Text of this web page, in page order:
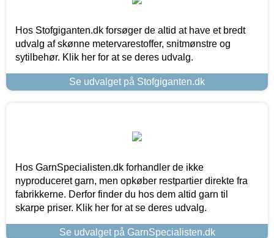
Hos Stofgiganten.dk forsøger de altid at have et bredt
udvalg af skønne metervarestoffer, snitmønstre og
sytilbehør. Klik her for at se deres udvalg.
Se udvalget på Stofgiganten.dk
Hos GarnSpecialisten.dk forhandler de ikke
nyproduceret garn, men opkøber restpartier direkte fra
fabrikkerne. Derfor finder du hos dem altid garn til
skarpe priser. Klik her for at se deres udvalg.
Se udvalget på GarnSpecialisten.dk